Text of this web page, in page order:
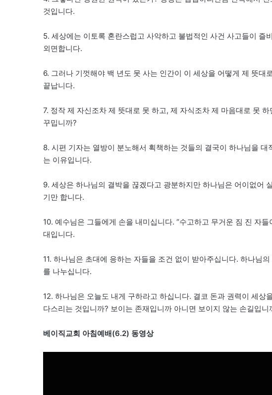
것입니다.
5. 세상에는 이토록 혼란스럽고 사악하고 불법적인 사건 사고들이 즐
외면합니다.
6. 그러나 기껏해야 백 년도 못 사는 인간이 이 세상을 어떻게 제 뜻
끝납니다.
7. 정작 제 자신조차 제 뜻대로 못 하고, 제 자식조차 제 마음대로 못
꾸밉니까?
8. 시편 기자는 열방이 분노해서 획책하는 것들의 결국이 하나님을
는 이유입니다.
9. 세상은 하나님의 결박을 끊겠다고 광분하지만 하나님은 어이없어
기만 합니다.
10. 예수님은 그들에게 손을 내미십니다. “수고하고 무거운 짐 진 자
대입니다.
11. 하나님은 초대에 응하는 자들을 조건 없이 받아주십니다. 하나님
를 나누십니다.
12. 하나님은 오늘도 내게 구하라고 하십니다. 결코 돈과 권력이 세
다스리는 것입니까? 보이는 존재입니까 아니면 보이지 않는 손길입니
베이직교회 아침예배(6.2) 동영상